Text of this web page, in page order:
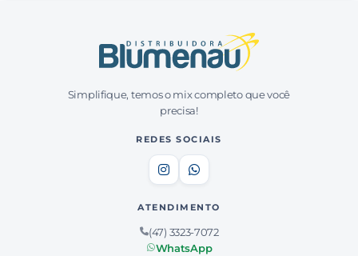
Simplifique, temos o mix completo que você
precisa!
REDES SOCIAIS
ATENDIMENTO
(47) 3323-7072
WhatsApp